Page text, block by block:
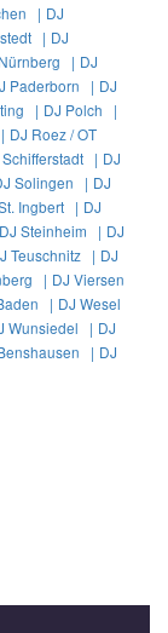
| DJ
| DJ
| DJ
Paderborn | DJ
| DJ Polch |
DJ Roez / OT
Schifferstadt | DJ
Solingen | DJ
Ingbert | DJ
DJ Steinheim | DJ
Teuschnitz | DJ
| DJ Viersen
| DJ Wesel
Wunsiedel | DJ
| DJ